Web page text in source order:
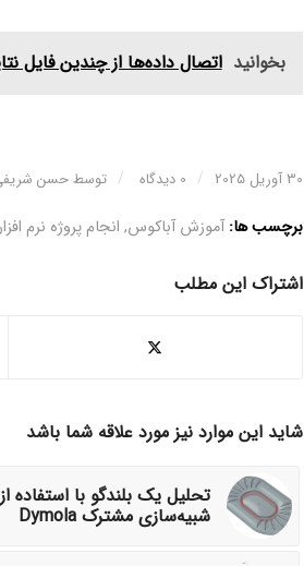
بخوانید ‌‍‍‌‌‌‎اتصال داده‌ها از چندین فایل نتایج و تبدیل فرمت فایل: FJOIN‍‌
30 آوریل 2025 / 0 دیدگاه / توسطحسن
برچسب ها: آموزش آباکوس, انجام پروژه نرم
اشتراک این مطلب
شاید این موارد نیز مورد علاقه شما باشد
شبیه‌سازی مشترک Dymola